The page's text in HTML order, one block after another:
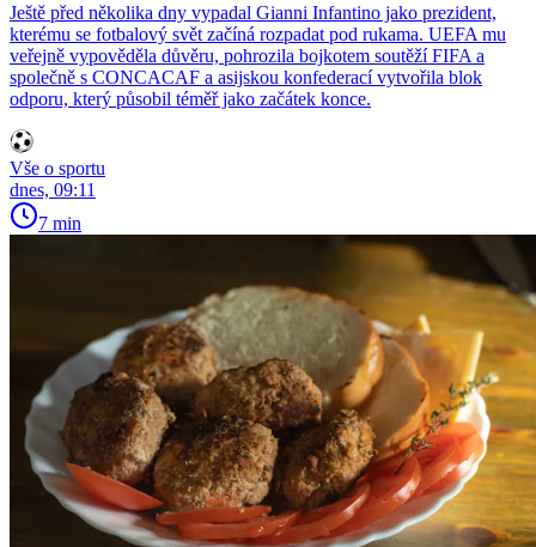
Ještě před několika dny vypadal Gianni Infantino jako prezident,
kterému se fotbalový svět začíná rozpadat pod rukama. UEFA mu
veřejně vypověděla důvěru, pohrozila bojkotem soutěží FIFA a
společně s CONCACAF a asijskou konfederací vytvořila blok
odporu, který působil téměř jako začátek konce.
Vše o sportu
dnes, 09:11
7 min